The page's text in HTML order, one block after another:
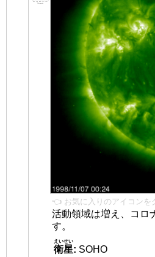
👈 お気に入りのアイコンを
活動領域は増え、コロ
す。
衛星
えいせい
: SOHO